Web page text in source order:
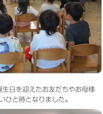
日を迎えたお友だちやお母様
ひと時となりました。